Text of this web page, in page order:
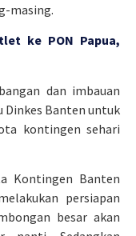
masing.
ke PON Papua,
dan imbauan
Dinkes Banten untuk
kontingen sehari
Kontingen Banten
persiapan
besar akan